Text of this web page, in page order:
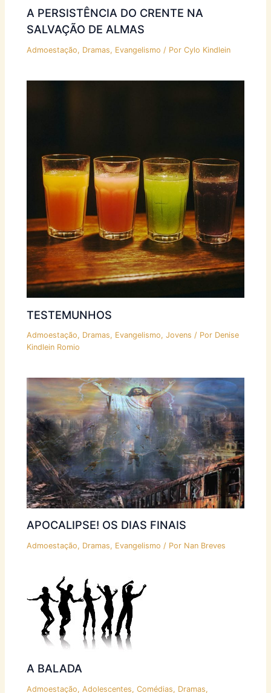
A PERSISTÊNCIA DO CRENTE NA
SALVAÇÃO DE ALMAS
Admoestação, Dramas, Evangelismo / PorCylo Kindlein
TESTEMUNHOS
Admoestação, Dramas, Evangelismo,Jovens / Por Denise
Kindlein Romio
APOCALIPSE! OS DIAS FINAIS
Admoestação, Dramas, Evangelismo / Por Nan Breves
A BALADA
Admoestação,Adolescentes,Comédias, Dramas,